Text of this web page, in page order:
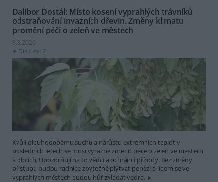
Dalibor Dostál: Místo kosení vyprahlých trávníků
odstraňování invazních dřevin. Změny klimatu
promění péči o zeleň ve městech
8.8.2026
Diskuse: 2
Kvůli dlouhodobému suchu a nárůstu extrémních teplot v
posledních letech se musí výrazně změnit péče o zeleň ve městech
a obcích. Upozorňují na to vědci a ochránci přírody. Bez změny
přístupu budou radnice zbytečně plýtvat penězi a lidem se ve
vyprahlých městech budou hůř zvládat vedra.